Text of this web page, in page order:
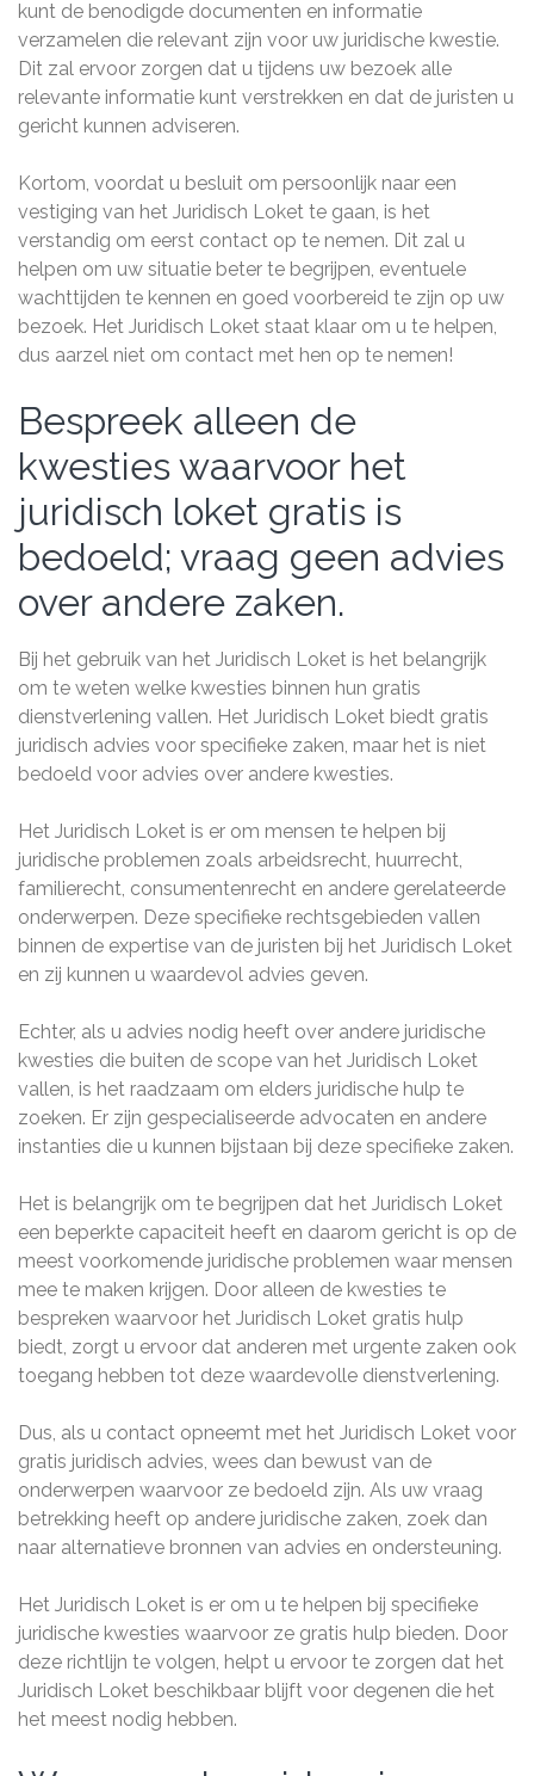
kunt de benodigde documenten en informatie
verzamelen die relevant zijn voor uw juridische kwestie.
Dit zal ervoor zorgen dat u tijdens uw bezoek alle
relevante informatie kunt verstrekken en dat de juristen u
gericht kunnen adviseren.
Kortom, voordat u besluit om persoonlijk naar een
vestiging van het Juridisch Loket te gaan, is het
verstandig om eerst contact op te nemen. Dit zal u
helpen om uw situatie beter te begrijpen, eventuele
wachttijden te kennen en goed voorbereid te zijn op uw
bezoek. Het Juridisch Loket staat klaar om u te helpen,
dus aarzel niet om contact met hen op te nemen!
Bespreek alleen de
kwesties waarvoor het
juridisch loket gratis is
bedoeld; vraag geen advies
over andere zaken.
Bij het gebruik van het Juridisch Loket is het belangrijk
om te weten welke kwesties binnen hun gratis
dienstverlening vallen. Het Juridisch Loket biedt gratis
juridisch advies voor specifieke zaken, maar het is niet
bedoeld voor advies over andere kwesties.
Het Juridisch Loket is er om mensen te helpen bij
juridische problemen zoals arbeidsrecht, huurrecht,
familierecht, consumentenrecht en andere gerelateerde
onderwerpen. Deze specifieke rechtsgebieden vallen
binnen de expertise van de juristen bij het Juridisch Loket
en zij kunnen u waardevol advies geven.
Echter, als u advies nodig heeft over andere juridische
kwesties die buiten de scope van het Juridisch Loket
vallen, is het raadzaam om elders juridische hulp te
zoeken. Er zijn gespecialiseerde advocaten en andere
instanties die u kunnen bijstaan bij deze specifieke zaken.
Het is belangrijk om te begrijpen dat het Juridisch Loket
een beperkte capaciteit heeft en daarom gericht is op de
meest voorkomende juridische problemen waar mensen
mee te maken krijgen. Door alleen de kwesties te
bespreken waarvoor het Juridisch Loket gratis hulp
biedt, zorgt u ervoor dat anderen met urgente zaken ook
toegang hebben tot deze waardevolle dienstverlening.
Dus, als u contact opneemt met het Juridisch Loket voor
gratis juridisch advies, wees dan bewust van de
onderwerpen waarvoor ze bedoeld zijn. Als uw vraag
betrekking heeft op andere juridische zaken, zoek dan
naar alternatieve bronnen van advies en ondersteuning.
Het Juridisch Loket is er om u te helpen bij specifieke
juridische kwesties waarvoor ze gratis hulp bieden. Door
deze richtlijn te volgen, helpt u ervoor te zorgen dat het
Juridisch Loket beschikbaar blijft voor degenen die het
het meest nodig hebben.